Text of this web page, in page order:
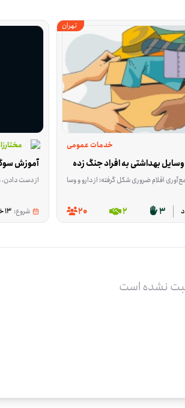
کمک‌های نقدی و غیرنقدی جمع‌آوری شود و در کنار آن، توان تخصصی داوطلبان هم به کار گرفته شود. این فرصت در کرجِ البرز برگزار می‌شود و
تهران
خدمات عمومی
وسایل بهداشتی به افراد جنگ زده
از دارو و وسایل بهداشتی مثل پوشک و شیر خشک تا لباس نو یا در حد نو، پک‌های ارزاق و بعضی وسایل خانه. هدف این است که بخشی از نیازهای اولیه افراد نیازمند و
3
2
20
آموزش سوگ
از دست دادن، همیشه فقط به
شروع: 13 خرداد
نشده است